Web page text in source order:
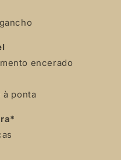
encerado
à ponta